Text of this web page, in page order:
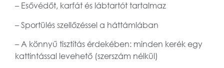
– Esővédőt, karfát és lábtartót tartalmaz
– Sportülés szellőzéssel a háttámlában
– A könnyű tisztítás érdekében: minden kerék egy
kattintással levehető (szerszám nélkül)